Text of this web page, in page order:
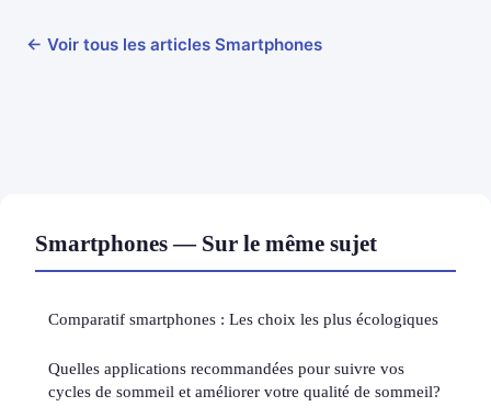
← Voir tous les articles Smartphones
Smartphones — Sur le même sujet
Comparatif smartphones : Les choix les plus écologiques
Quelles applications recommandées pour suivre vos
cycles de sommeil et améliorer votre qualité de sommeil?